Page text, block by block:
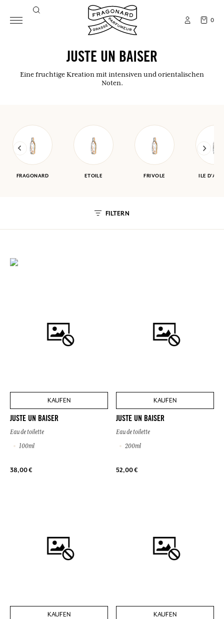
0
JUSTE UN BAISER
Eine fruchtige Kreation mit intensiven und orientalischen
Noten.
FRAGONARD ETOILE FRIVOLE ILE
FILTERN
KAUFEN
JUSTE UN BAISER
Eau de toilette
100ml
38,00 €
KAUFEN
JUSTE UN BAISER
Eau de toilette
200ml
52,00 €
KAUFEN KAUFEN